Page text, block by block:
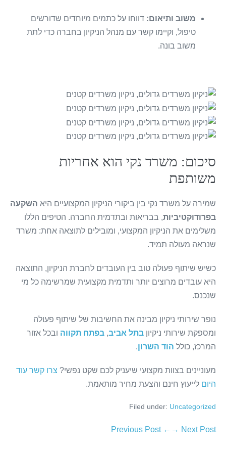
משוב ותיאום:דווחו על כתמים מיוחדים שדורשים
טיפול, וקיימו קשר עם מנהל הניקיון בחברה כדי לתת
משוב בונה.
סיכום: משרד נקי הוא אחריות
משותפת
שמירה על משרד נקי בין ביקורי הניקיון המקצועיים היאהשקעה
בפרודוקטיביות, בבריאות ובתדמית החברה. הטיפים הללו
משלימים את הניקיון המקצועי, ומובילים לתוצאה אחת: משרד
שנראה מעולה תמיד.
כשיש שיתוף פעולה טוב בין העובדים לחברת הניקיון, התוצאה
היא עובדים מרוצים יותר ותדמית מקצועית שמרשימה כל מי
שנכנס.
נופר שירותי ניקיון מבינה את החשיבות של שיתוף פעולה
ומספקת שירותי ניקיון בתל אביב, בפתח תקווהובכל אזור
המרכז, כוללהוד השרון.
מעוניינים בצוות מקצועי שיעניק לכם שקט נפשי? צרו קשר עוד
היוםלייעוץ חינם והצעת מחיר מותאמת.
Filed under: Uncategorized
← Previous Post Next Post →